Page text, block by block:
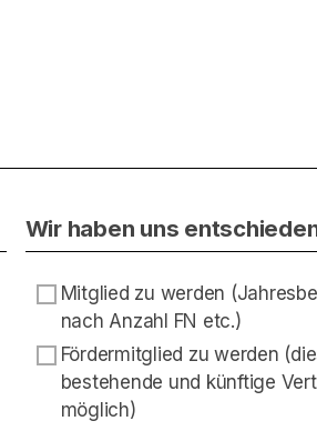
Wir haben uns
Mitglied zu werden
nach Anzahl FN etc.)
Fördermitglied zu werden
bestehende und künftige
möglich)